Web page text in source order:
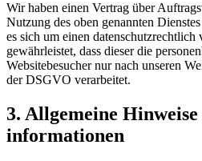
Wir haben einen Vertrag über
Nutzung des oben genannten
es sich um einen datenschutzrechtlich
gewährleistet, dass dieser die
Websitebesucher nur nach unseren
der DSGVO verarbeitet.
3. Allgemeine
informationen